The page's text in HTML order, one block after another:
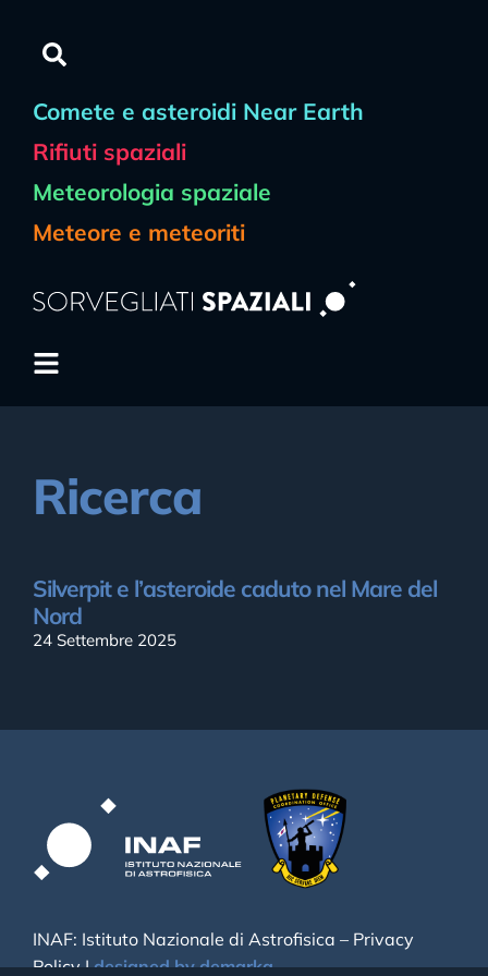
Comete e asteroidi Near Earth
Rifiuti spaziali
Meteorologia spaziale
Meteore e meteoriti
Ricerca
Silverpit e l’asteroide caduto nel Mare del
Nord
24 Settembre 2025
INAF: Istituto Nazionale di Astrofisica – Privacy
Policy|designed by demarka